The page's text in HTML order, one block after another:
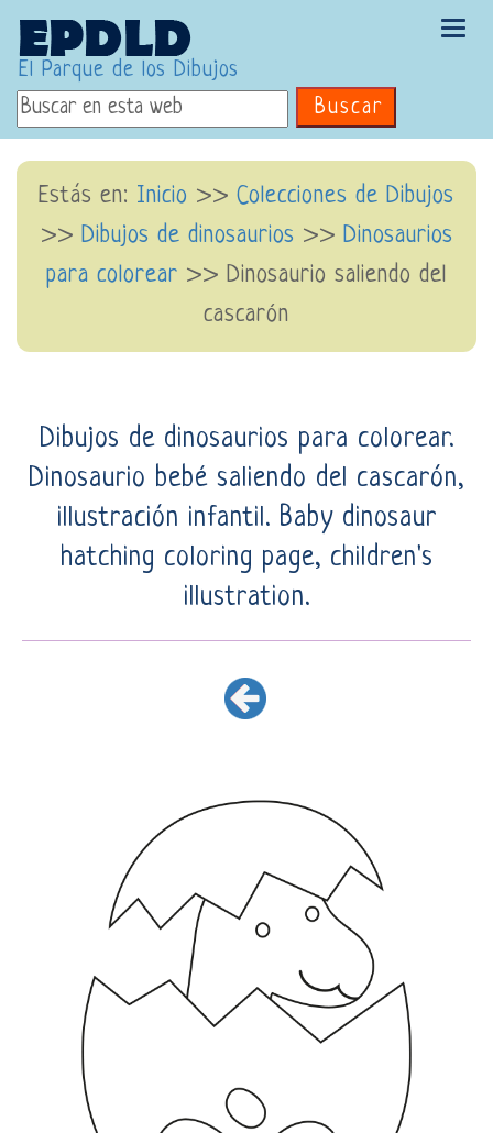
El Parque de los Dibujos
Buscar
Estás en: Inicio >> Colecciones de Dibujos
>> Dibujos de dinosaurios >> Dinosaurios
para colorear >> Dinosaurio saliendo del
cascarón
Dibujos de dinosaurios para colorear.
Dinosaurio bebé saliendo del cascarón,
illustración infantil. Baby dinosaur
hatching coloring page, children's
illustration.